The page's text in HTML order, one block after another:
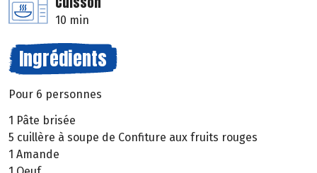
10 min
Ingrédients
Pour 6 personnes
1 Pâte brisée
5 cuillère à soupe de Confiture aux fruits rouges
1 Amande